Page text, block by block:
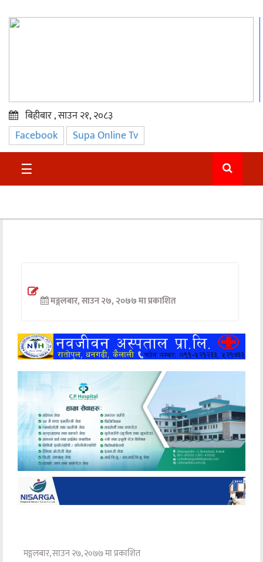
प्रमुख
समाचार
सुदुर
अन्तर्वार्ता
खेलकुद
मनोरञ्जन
अन्य
बिहीबार , साउन २१, २०८३
Facebook Supa Online Tv
☰
मङ्गलबार, साउन २७, २०७७ मा प्रकाशित
मङ्गलबार, साउन २७, २०७७ मा प्रकाशित